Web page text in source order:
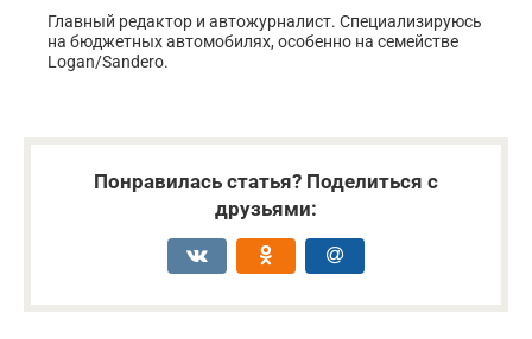
Главный редактор и автожурналист. Специализируюсь
на бюджетных автомобилях, особенно на семействе
Logan/Sandero.
Понравилась статья? Поделиться с
друзьями: